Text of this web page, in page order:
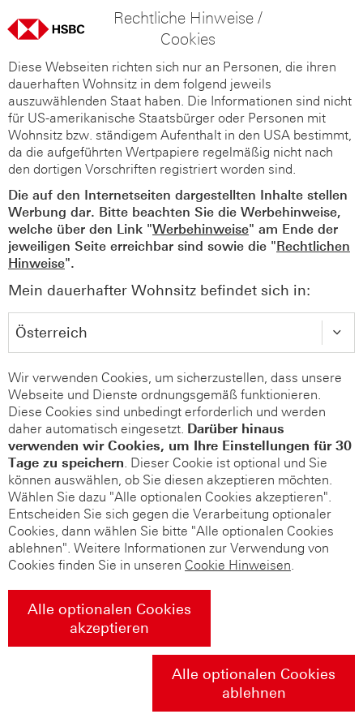
Rechtliche Hinweise /
Cookies
Diese Webseiten richten sich nur an Personen, die ihren
dauerhaften Wohnsitz in dem folgend jeweils
auszuwählenden Staat haben. Die Informationen sind nicht
für US-amerikanische Staatsbürger oder Personen mit
Wohnsitz bzw. ständigem Aufenthalt in den USA bestimmt,
da die aufgeführten Wertpapiere regelmäßig nicht nach
den dortigen Vorschriften registriert worden sind.
Die auf den Internetseiten dargestellten Inhalte stellen
Werbung dar. Bitte beachten Sie die Werbehinweise,
welche über den Link "Werbehinweise" am Ende der
jeweiligen Seite erreichbar sind sowie die "Rechtlichen
Hinweise".
Mein dauerhafter Wohnsitz befindet sich in:
Wir verwenden Cookies, um sicherzustellen, dass unsere
Webseite und Dienste ordnungsgemäß funktionieren.
Diese Cookies sind unbedingt erforderlich und werden
daher automatisch eingesetzt. Darüber hinaus
verwenden wir Cookies, um Ihre Einstellungen für 30
Tage zu speichern. Dieser Cookie ist optional und Sie
können auswählen, ob Sie diesen akzeptieren möchten.
Wählen Sie dazu "Alle optionalen Cookies akzeptieren".
Entscheiden Sie sich gegen die Verarbeitung optionaler
Cookies, dann wählen Sie bitte "Alle optionalen Cookies
ablehnen". Weitere Informationen zur Verwendung von
Cookies finden Sie in unseren Cookie Hinweisen.
Alle optionalen Cookies
akzeptieren
Alle optionalen Cookies
ablehnen